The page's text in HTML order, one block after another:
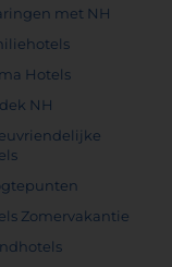
met NH
Hotels
NH
Zomervakantie